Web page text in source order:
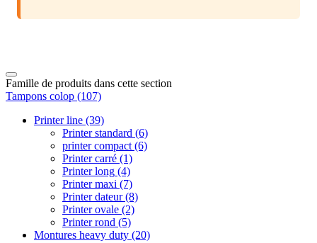
Famille de produits dans cette section
Tampons colop (107)
Printer line (39)
Printer standard (6)
printer compact (6)
Printer carré (1)
Printer long (4)
Printer maxi (7)
Printer dateur (8)
Printer ovale (2)
Printer rond (5)
Montures heavy duty (20)